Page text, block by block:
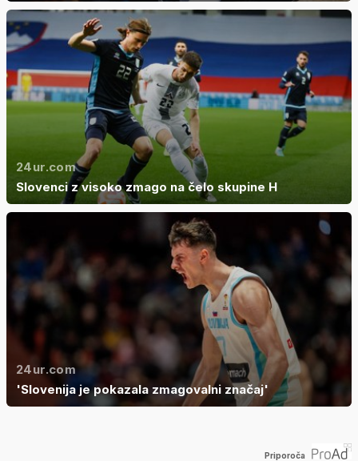
24ur.com
Slovenci z visoko zmago na čelo skupine H
24ur.com
'Slovenija je pokazala zmagovalni značaj'
Priporoča